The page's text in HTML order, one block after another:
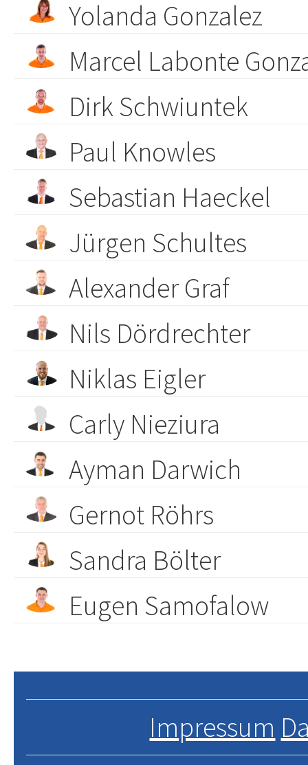
Yolanda Gonzalez
Marcel Labonte
Dirk Schwiuntek
Paul Knowles
Sebastian Haeckel
Jürgen Schultes
Alexander Graf
Nils Dördrechter
Niklas Eigler
Carly Nieziura
Ayman Darwich
Gernot Röhrs
Sandra Bölter
Eugen Samofalow
Impressum